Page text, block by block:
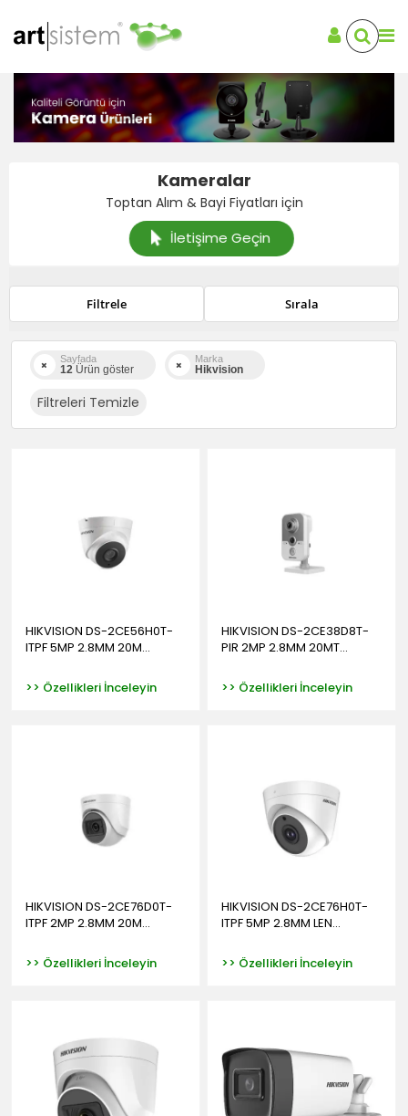
Kameralar
Toptan Alım & Bayi Fiyatları için
İletişime Geçin
Filtrele Sırala
Sayfada
12 Ürün göster
Marka
Hikvision
Filtreleri Temizle
HIKVISION DS-2CE56H0T-
ITPF 5MP 2.8MM 20M...
>> Özellikleri İnceleyin
HIKVISION DS-2CE38D8T-
PIR 2MP 2.8MM 20MT...
>> Özellikleri İnceleyin
HIKVISION DS-2CE76D0T-
ITPF 2MP 2.8MM 20M...
>> Özellikleri İnceleyin
HIKVISION DS-2CE76H0T-
ITPF 5MP 2.8MM LEN...
>> Özellikleri İnceleyin